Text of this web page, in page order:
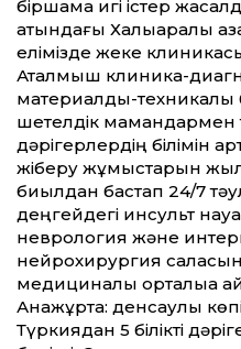
біршама игі істер
атындағы Халықаралық
елімізде жеке
Аталмыш клиника-
материалдық-
шетелдік мамандармен
дәрігерлердің білімін
жіберу жұмыстарын
биылдан бастап 24/7
деңгейдегі инсульт
неврология және
нейрохирургия
медициналық орталыққа
Анажұртқа: денсаулық
Түркиядан 5 білікті